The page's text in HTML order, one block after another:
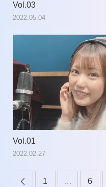
Vol.03
2022.05.04
Vol.01
2022.02.27
 1 … 6